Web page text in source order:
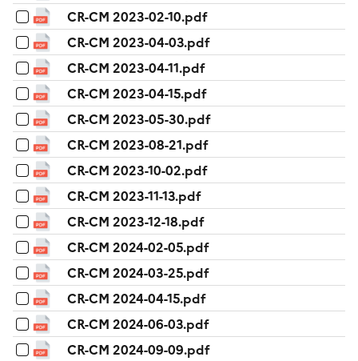
CR-CM 2023-02-10.pdf
CR-CM 2023-04-03.pdf
CR-CM 2023-04-11.pdf
CR-CM 2023-04-15.pdf
CR-CM 2023-05-30.pdf
CR-CM 2023-08-21.pdf
CR-CM 2023-10-02.pdf
CR-CM 2023-11-13.pdf
CR-CM 2023-12-18.pdf
CR-CM 2024-02-05.pdf
CR-CM 2024-03-25.pdf
CR-CM 2024-04-15.pdf
CR-CM 2024-06-03.pdf
CR-CM 2024-09-09.pdf